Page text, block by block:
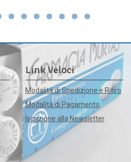
Link Veloci
Modalità di Spedizione e Ritiro
Modalità di Pagamento
Iscrizione alla Newsletter